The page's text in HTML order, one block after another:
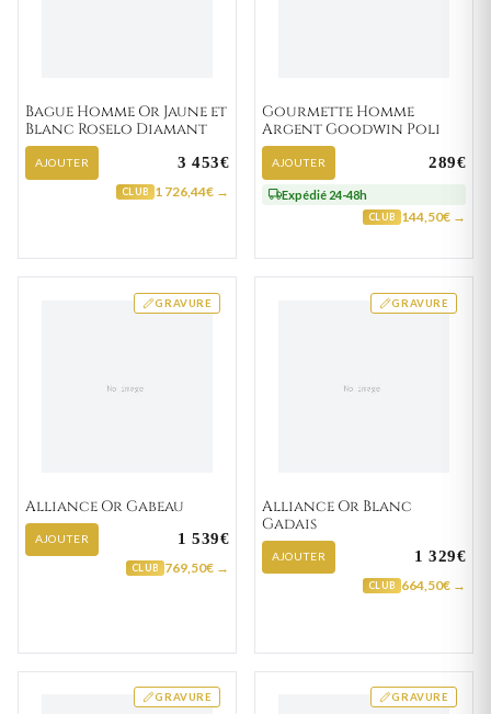
Bague Homme Or Jaune et
Blanc Roselo Diamant
AJOUTER 3 453€
CLUB 1 726,44€ →
Gourmette Homme
Argent Goodwin Poli
AJOUTER 289€
Expédié 24-48h
CLUB 144,50€ →
GRAVURE
Alliance Or Gabeau
AJOUTER 1 539€
CLUB 769,50€ →
GRAVURE
Alliance Or Blanc
Gadais
AJOUTER 1 329€
CLUB 664,50€ →
GRAVURE GRAVURE